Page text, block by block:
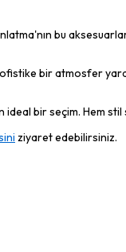
bu
bir atmosfer
bir seçim. Hem stil
ziyaret edebilirsiniz.